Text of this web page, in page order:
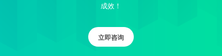
成效！
立即咨询